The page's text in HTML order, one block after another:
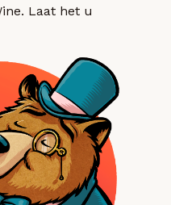
Laat het u